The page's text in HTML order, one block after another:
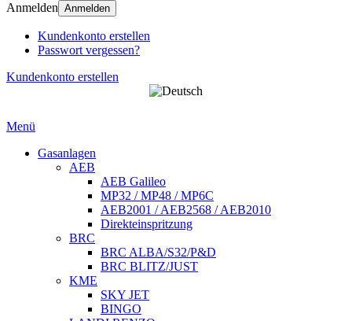
Anmelden Anmelden
Kundenkonto erstellen
Passwort vergessen?
Kundenkonto erstellen
Menü
Gasanlagen
AEB
AEB Galileo
MP32 / MP48 / MP6C
AEB2001 / AEB2568 / AEB2010
Direkteinspritzung
BRC
BRC ALBA/S32/P&D
BRC BLITZ/JUST
KME
SKY JET
BINGO